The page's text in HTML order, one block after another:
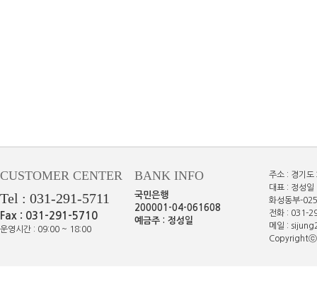
CUSTOMER CENTER
Tel : 031-291-5711
Fax : 031-291-5710
운영시간 : 09:00 ~ 18:00
BANK INFO
국민은행
200001-04-061608
예금주 : 정성일
주소 : 경기
대표 : 정성
화성동부-
전화 : 031-
메일 :